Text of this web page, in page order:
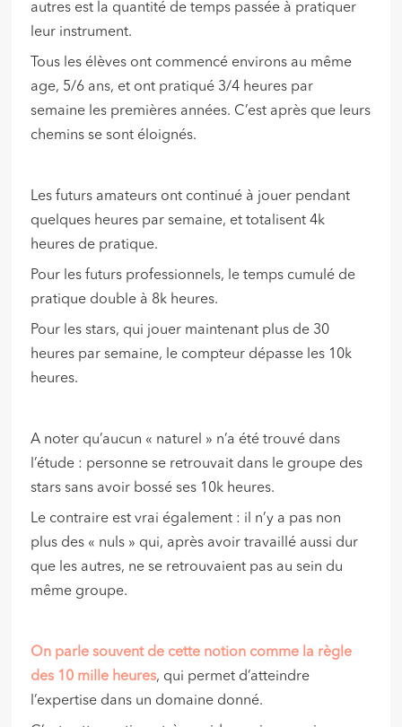
autres est la quantité de temps passée à pratiquer
leur instrument.
Tous les élèves ont commencé environs au même
age, 5/6 ans, et ont pratiqué 3/4 heures par
semaine les premières années. C’est après que leurs
chemins se sont éloignés.
Les futurs amateurs ont continué à jouer pendant
quelques heures par semaine, et totalisent 4k
heures de pratique.
Pour les futurs professionnels, le temps cumulé de
pratique double à 8k heures.
Pour les stars, qui jouer maintenant plus de 30
heures par semaine, le compteur dépasse les 10k
heures.
A noter qu’aucun « naturel » n’a été trouvé dans
l’étude : personne se retrouvait dans le groupe des
stars sans avoir bossé ses 10k heures.
Le contraire est vrai également : il n’y a pas non
plus des « nuls » qui, après avoir travaillé aussi dur
que les autres, ne se retrouvaient pas au sein du
même groupe.
On parle souvent de cette notion comme la règle
des 10 mille heures, qui permet d’atteindre
l’expertise dans un domaine donné.